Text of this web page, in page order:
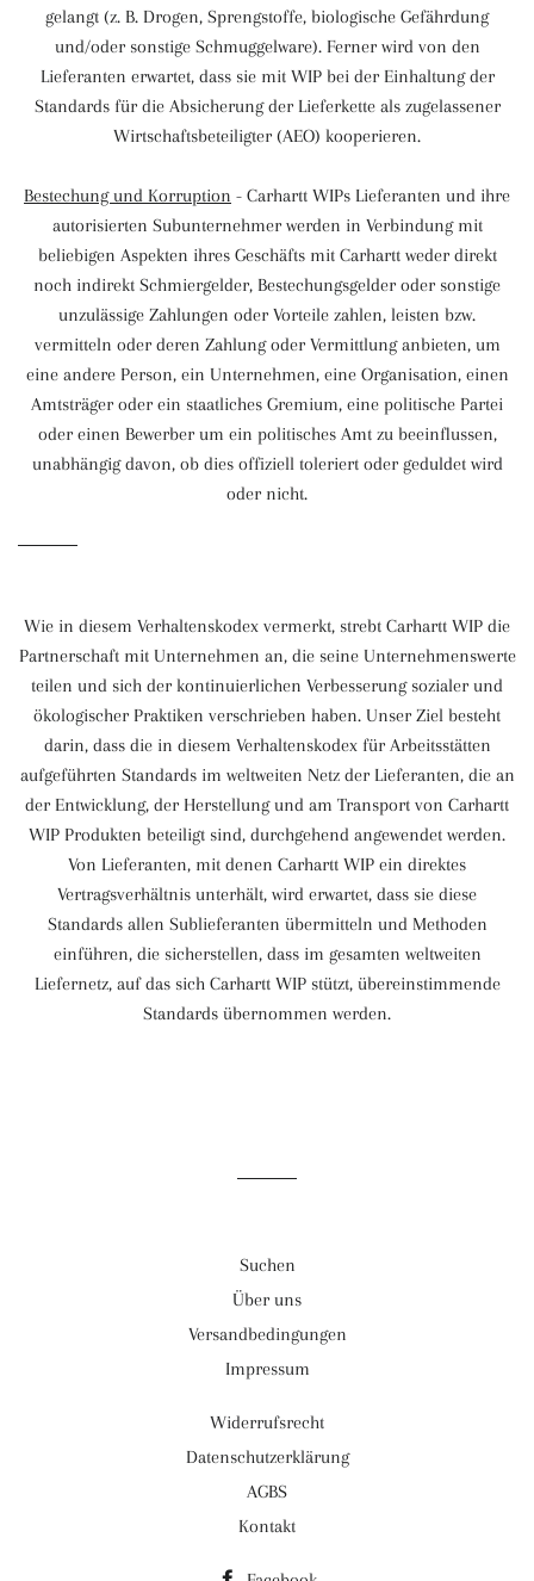
gelangt (z. B. Drogen, Sprengstoffe, biologische Gefährdung
und/oder sonstige Schmuggelware). Ferner wird von den
Lieferanten erwartet, dass sie mit WIP bei der Einhaltung der
Standards für die Absicherung der Lieferkette als zugelassener
Wirtschaftsbeteiligter (AEO) kooperieren.
Bestechung und Korruption - Carhartt WIPs Lieferanten und ihre
autorisierten Subunternehmer werden in Verbindung mit
beliebigen Aspekten ihres Geschäfts mit Carhartt weder direkt
noch indirekt Schmiergelder, Bestechungsgelder oder sonstige
unzulässige Zahlungen oder Vorteile zahlen, leisten bzw.
vermitteln oder deren Zahlung oder Vermittlung anbieten, um
eine andere Person, ein Unternehmen, eine Organisation, einen
Amtsträger oder ein staatliches Gremium, eine politische Partei
oder einen Bewerber um ein politisches Amt zu beeinflussen,
unabhängig davon, ob dies offiziell toleriert oder geduldet wird
oder nicht.
Wie in diesem Verhaltenskodex vermerkt, strebt Carhartt WIP die
Partnerschaft mit Unternehmen an, die seine Unternehmenswerte
teilen und sich der kontinuierlichen Verbesserung sozialer und
ökologischer Praktiken verschrieben haben. Unser Ziel besteht
darin, dass die in diesem Verhaltenskodex für Arbeitsstätten
aufgeführten Standards im weltweiten Netz der Lieferanten, die an
der Entwicklung, der Herstellung und am Transport von Carhartt
WIP Produkten beteiligt sind, durchgehend angewendet werden.
Von Lieferanten, mit denen Carhartt WIP ein direktes
Vertragsverhältnis unterhält, wird erwartet, dass sie diese
Standards allen Sublieferanten übermitteln und Methoden
einführen, die sicherstellen, dass im gesamten weltweiten
Liefernetz, auf das sich Carhartt WIP stützt, übereinstimmende
Standards übernommen werden.
Suchen
Über uns
Versandbedingungen
Impressum
Widerrufsrecht
Datenschutzerklärung
AGBS
Kontakt